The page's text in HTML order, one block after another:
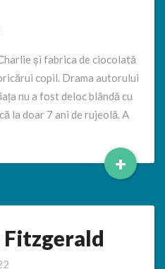
și fabrica de ciocolată
copil. Drama autorului
nu a fost deloc blândă cu
la doar 7 ani de rujeolă. A
+Read
More
Fitzgerald